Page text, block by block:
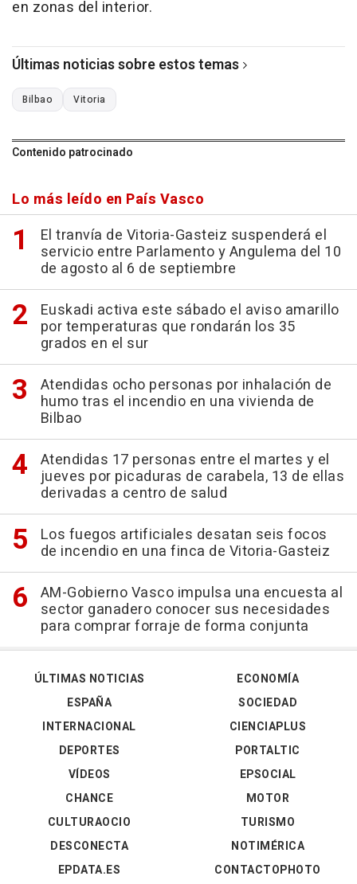
en zonas del interior.
Últimas noticias sobre estos temas
Bilbao Vitoria
Contenido patrocinado
Lo más leído en País Vasco
El tranvía de Vitoria-Gasteiz suspenderá el
servicio entre Parlamento y Angulema del 10
de agosto al 6 de septiembre
Euskadi activa este sábado el aviso amarillo
por temperaturas que rondarán los 35
grados en el sur
Atendidas ocho personas por inhalación de
humo tras el incendio en una vivienda de
Bilbao
Atendidas 17 personas entre el martes y el
jueves por picaduras de carabela, 13 de ellas
derivadas a centro de salud
Los fuegos artificiales desatan seis focos
de incendio en una finca de Vitoria-Gasteiz
AM-Gobierno Vasco impulsa una encuesta al
sector ganadero conocer sus necesidades
para comprar forraje de forma conjunta
ÚLTIMAS NOTICIAS
ESPAÑA
INTERNACIONAL
DEPORTES
VÍDEOS
ECONOMÍA
SOCIEDAD
CIENCIAPLUS
PORTALTIC
EPSOCIAL
CHANCE
CULTURAOCIO
DESCONECTA
EPDATA.ES
MOTOR
TURISMO
NOTIMÉRICA
CONTACTOPHOTO